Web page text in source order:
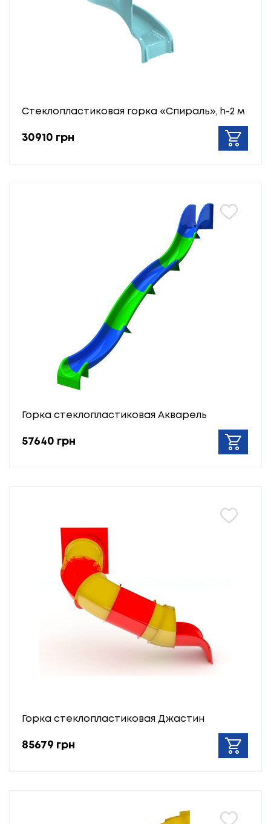
Стеклопластиковая горка «Спираль», h-2 м
30910 грн
Горка стеклопластиковая Акварель
57640 грн
Горка стеклопластиковая Джастин
85679 грн